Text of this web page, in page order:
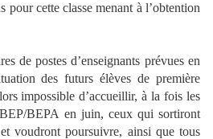
pour cette classe menant à l’obtention
de postes d’enseignants prévues en
des futurs élèves de première
impossible d’accueillir, à la fois les
BEPA en juin, ceux qui sortiront
voudront poursuivre, ainsi que tous